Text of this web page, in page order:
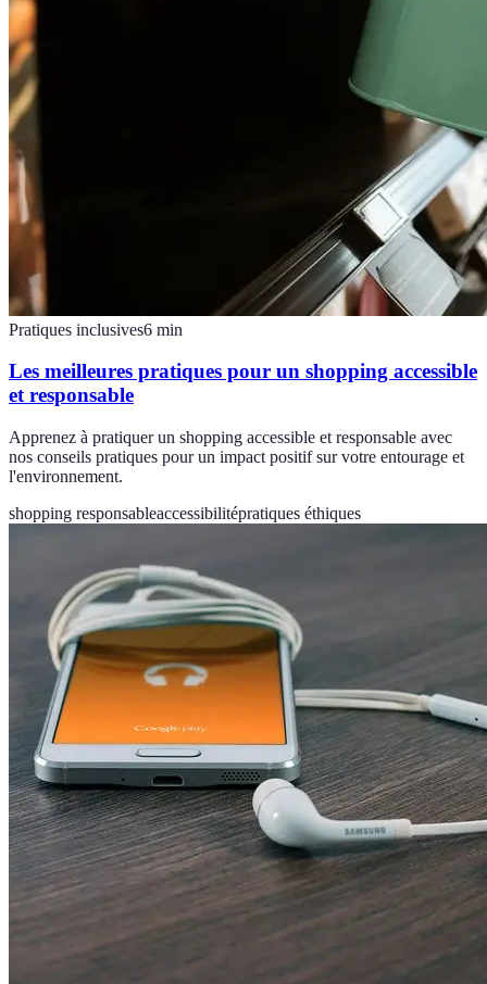
Pratiques inclusives6 min
Les meilleures pratiques pour un shopping accessible
et responsable
Apprenez à pratiquer un shopping accessible et responsable avec
nos conseils pratiques pour un impact positif sur votre entourage et
l'environnement.
shopping responsableaccessibilitépratiques éthiques